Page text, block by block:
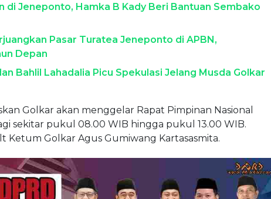
di Jeneponto, Hamka B Kady Beri Bantuan Sembako
Pasar Turatea Jeneponto di APBN,
Depan
Bahlil Lahadalia Picu Spekulasi Jelang Musda Golkar
Golkar akan menggelar Rapat Pimpinan Nasional
sekitar pukul 08.00 WIB hingga pukul 13.00 WIB.
Ketum Golkar Agus Gumiwang Kartasasmita.